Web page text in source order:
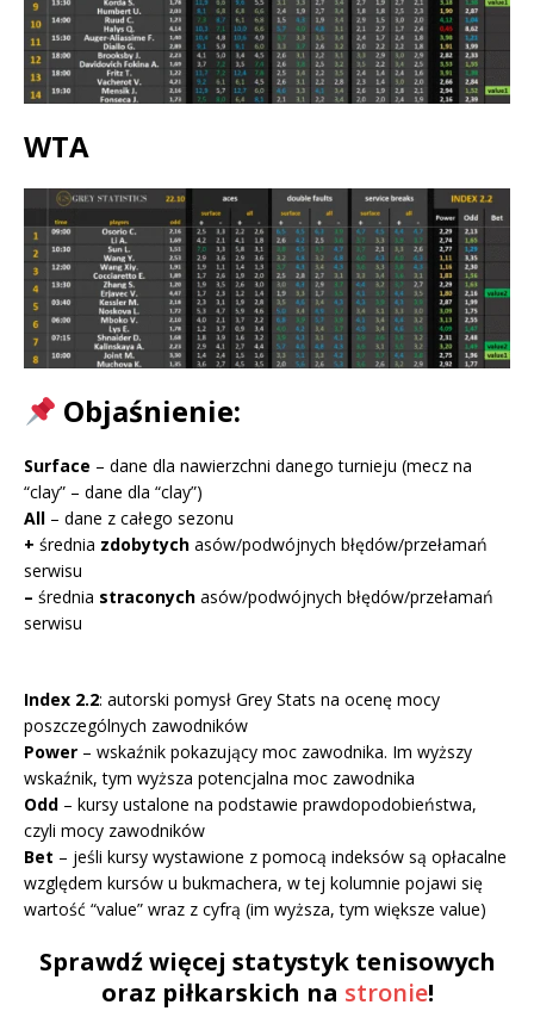
WTA
Objaśnienie:
Surface – dane dla nawierzchni danego turnieju (mecz na
“clay” – dane dla “clay”)
All – dane z całego sezonu
+ średnia zdobytych asów/podwójnych błędów/przełamań
serwisu
– średnia straconych asów/podwójnych błędów/przełamań
serwisu
Index 2.2: autorski pomysł Grey Stats na ocenę mocy
poszczególnych zawodników
Power – wskaźnik pokazujący moc zawodnika. Im wyższy
wskaźnik, tym wyższa potencjalna moc zawodnika
Odd – kursy ustalone na podstawie prawdopodobieństwa,
czyli mocy zawodników
Bet – jeśli kursy wystawione z pomocą indeksów są opłacalne
względem kursów u bukmachera, w tej kolumnie pojawi się
wartość “value” wraz z cyfrą (im wyższa, tym większe value)
Sprawdź więcej statystyktenisowych
oraz piłkarskich na stronie!